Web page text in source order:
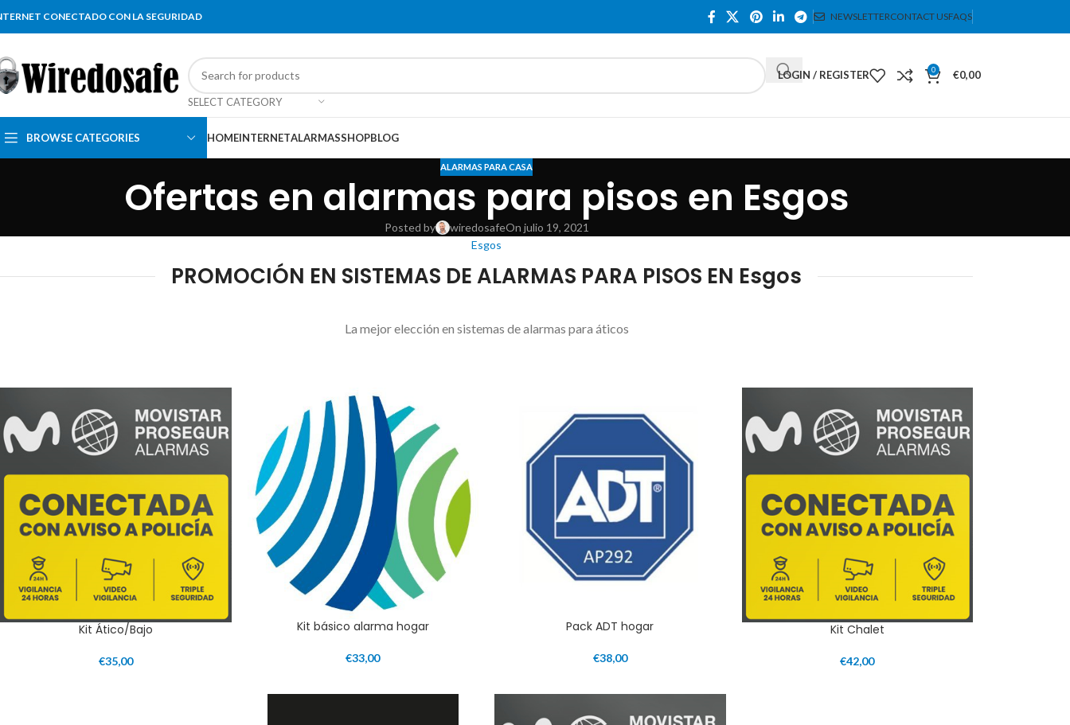
CONECTADO CON LA SEGURIDAD NEWSLETTERCONTACT USFAQS
SELECT CATEGORY
LOGIN / REGISTER 0 €0,00
BROWSE CATEGORIES HOMEINTERNETALARMASSHOPBLOG
ALARMAS PARA CASA
Ofertas en alarmas para pisos en Esgos
Posted by wiredosafeOn julio 19, 2021
Esgos
PROMOCIÓN EN SISTEMAS DE ALARMAS PARA PISOS EN Esgos
La mejor elección en sistemas de alarmas para áticos
Kit Ático/Bajo
€35,00
Kit básico alarma hogar
€33,00
Pack ADT hogar
€38,00
Kit Chalet
€42,00